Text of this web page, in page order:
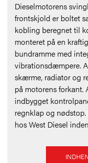
Dieselmotorens
frontskjold er boltet
kobling beregnet til
monteret på en
bundramme med
vibrationsdæmpere.
skærme, radiator og
på motorens
indbygget
regnklap og
hos West Diesel